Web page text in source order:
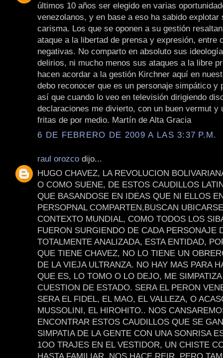
últimos 10 años ser elegido en varias
venezolanos, y en base a eso ha sabido explotar
carisma. Los que se oponen a su gestión
ataque a la libertad de prensa y expresión, entre
negativas. No comparto en absoluto sus
delirios, ni mucho menos sus ataques a la libre
hacen acordar a la gestión Kirchner aquí en
debo reconocer que es un personaje simpático y
así que cuando lo veo en televisión dirigiendo
declaraciones me divierto, con un buen vermut y
fritas de por medio. Martín de Alta Gracia
6 DE FEBRERO DE 2009 A LAS 3:37 P.M.
raul orozco dijo...
HUGO CHAVEZ, LA REVOLUCION
O COMO SUENE, DE ESTOS CAUDILLOS
QUE BASANDOSE EN IDEAS QUE NI ELLOS
PERSOPNAL COMPARTEN,BUSCAN
CONTEXTO MUNDIAL, COMO TODOS LOS
FUERON SURGIENDO DE CADA PERSONAJE
TOTALMENTE ANALIZADA, ESTA ENTIDAD,
QUE TIENE CHAVEZ, NO LO TIENE UN
DE LA VIEJA ULTRANZA. NO HAY MAS PARA
QUE ES, LO TOMO O LO DEJO, ME
CUESTION DE ESTADO. SERA EL PERON
SERA EL FIDEL, EL MAO, EL VALLEZA, O
MUSSOLINI, EL HIROHITO.. NOS
ENCONTRAR ESTOS CAUDILLOS QUE SE
SIMPATIA DE LA GENTE CON UNA SONRISA
1OO TRAJES EN EL VESTIDOR, UN CHISTE